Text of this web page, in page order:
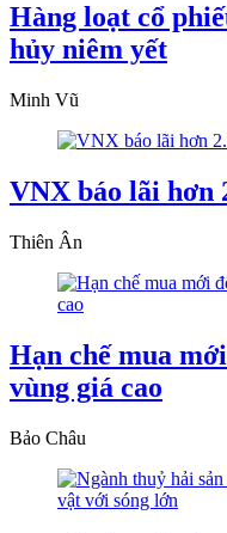
Hàng loạt cổ
hủy niêm yết
Minh Vũ
VNX báo lãi hơn
Thiên Ân
Hạn chế mua
vùng giá cao
Bảo Châu